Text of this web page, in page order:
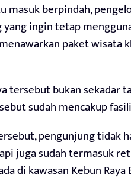
masuk berpindah,
yang ingin tetap
paket wisata
tersebut bukan sekadar
sudah mencakup
pengunjung tidak
juga sudah termasuk
di kawasan Kebun Raya